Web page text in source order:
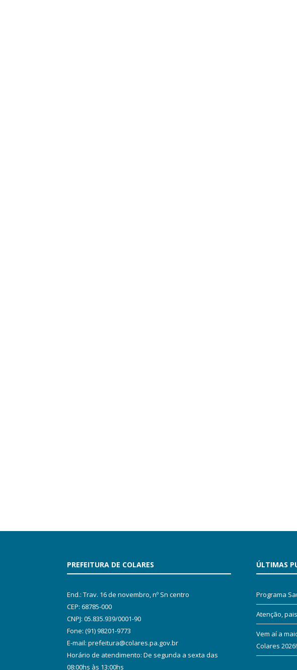
PREFEITURA DE COLARES
End.: Trav. 16 de novembro, nº Sn centro
CEP: 68785-000
CNPJ: 05.835.939/0001-90
Fone: (91) 98201-9773
E-mail: prefeitura@colares.pa.gov.br
Horário de atendimento: De segunda a sexta das
08:00hs às 13:00hs
ÚLTIMAS
Programa
Atenção,
Vem aí a
Colares 2026!